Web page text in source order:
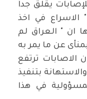
يقلق جداً
الاسراع في اخذ
ان " العراق لم
عن ما يمر به
الاصابات ترتفع
بتنفيذ
في هذا